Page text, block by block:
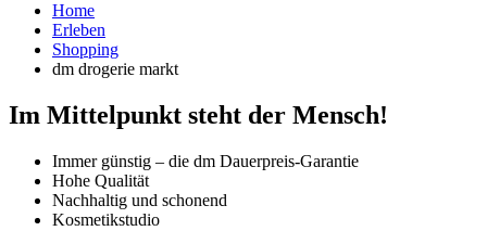
Home
Erleben
Shopping
dm drogerie markt
Im Mittelpunkt steht der Mensch!
Immer günstig – die dm Dauerpreis-Garantie
Hohe Qualität
Nachhaltig und schonend
Kosmetikstudio